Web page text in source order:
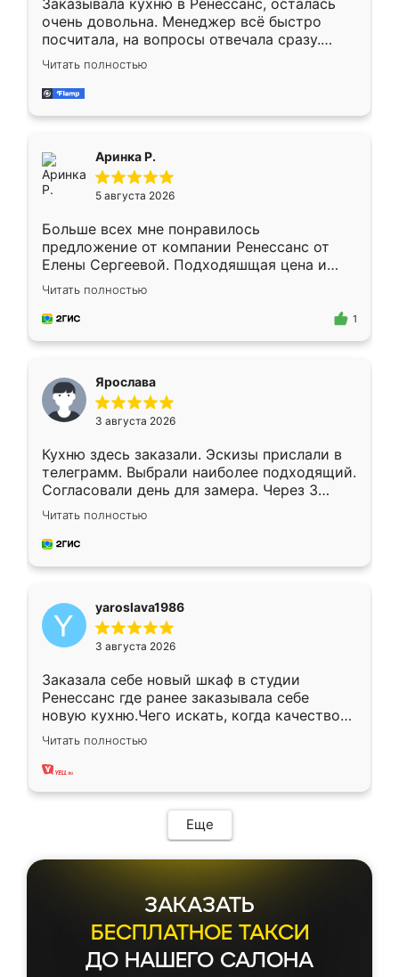
Заказывала кухню в Ренессанс, осталась
очень довольна. Менеджер всё быстро
посчитала, на вопросы отвечала сразу.
Замерщик приехал в субботу, подошёл к
делу со всей ответственностью. Собрали
за день, ребята работали аккуратно, даже
Читать полностью
Аринка Р.
5 августа 2026
Больше всех мне понравилось
предложение от компании Ренессанс от
Елены Сергеевой. Подходяшщая цена и
короткие сроки изготовления. Приехавший
для замера сотрудник Владислав
предложил по моему эскизу самый
Читать полностью
1
Ярослава
3 августа 2026
Кухню здесь заказали. Эскизы прислали в
телеграмм. Выбрали наиболее подходящий.
Согласовали день для замера. Через 3
недели кухня была уже готова. Остались
довольны работой. Спасибо Ренессанс
мебель за качественную работу!
Читать полностью
yaroslava1986
3 августа 2026
Заказала себе новый шкаф в студии
Ренессанс где ранее заказывала себе
новую кухню.Чего искать, когда качеством
вполне довольна. Служит кухня уже почти
два года, нареканий нет.
Читать полностью
Еще
ЗАКАЗАТЬ
БЕСПЛАТНОЕ ТАКСИ
ДО НАШЕГО САЛОНА